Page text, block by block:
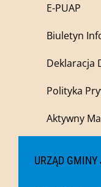
E-PUAP
Biuletyn
Deklaracja
Polityka
Aktywny
URZĄD